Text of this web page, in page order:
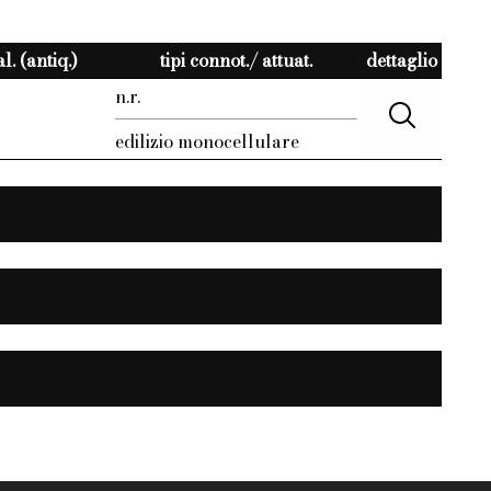
(antiq.) tipi connot./ attuat.
dettaglio
n.r.
edilizio monocellulare